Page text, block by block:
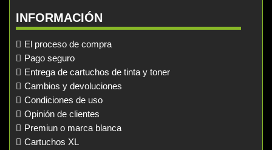
INFORMACIÓN
El proceso de compra
Pago seguro
Entrega de cartuchos de tinta y toner
Cambios y devoluciones
Condiciones de uso
Opinión de clientes
Premiun o marca blanca
Cartuchos XL